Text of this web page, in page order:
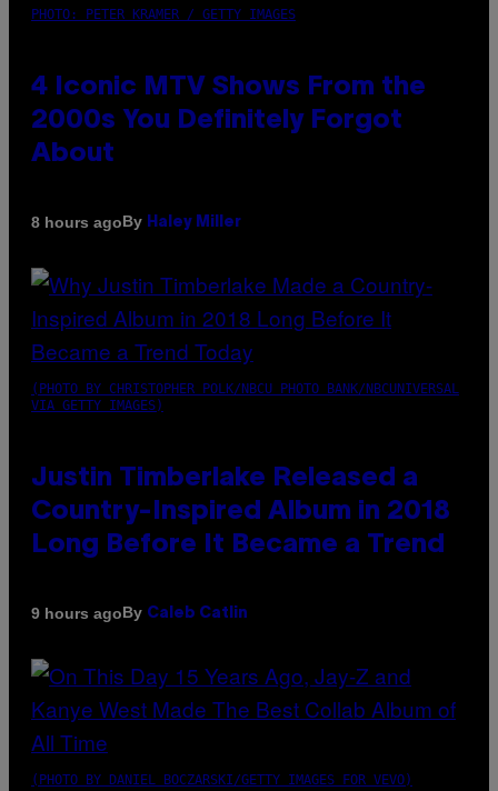
PHOTO: PETER KRAMER / GETTY IMAGES
4 Iconic MTV Shows From the
2000s You Definitely Forgot
About
8 hours agoBy Haley Miller
(PHOTO BY CHRISTOPHER POLK/NBCU PHOTO BANK/NBCUNIVERSAL
VIA GETTY IMAGES)
Justin Timberlake Released a
Country-Inspired Album in 2018
Long Before It Became a Trend
9 hours agoBy Caleb Catlin
(PHOTO BY DANIEL BOCZARSKI/GETTY IMAGES FOR VEVO)